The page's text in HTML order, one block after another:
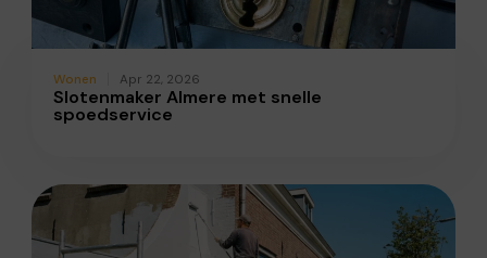
Wonen Apr 22, 2026
Slotenmaker Almere met snelle
spoedservice